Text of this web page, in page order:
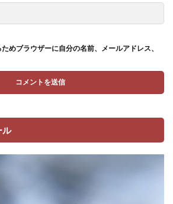
めブラウザーに自分の名前、メールアドレス、
ル